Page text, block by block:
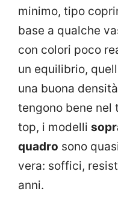
minimo, tipo
base a qualche
con colori poco
un equilibrio,
una buona
tengono bene nel
top, i modelli
quadro sono
vera: soffici,
anni.